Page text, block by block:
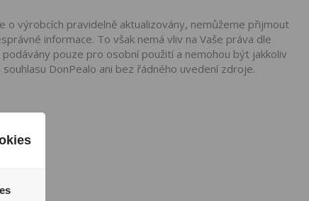
výrobcích pravidelně aktualizovány, nemůžeme přijmout
informace. To však nemá vliv na Vaše práva dle
pouze pro osobní použití a nemohou být jakkoliv
DonPealo ani bez řádného uvedení zdroje.